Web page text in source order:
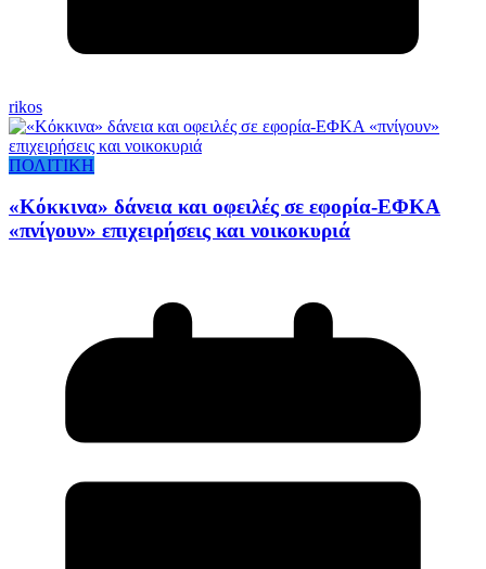
rikos
ΠΟΛΙΤΙΚΗ
«Κόκκινα» δάνεια και οφειλές σε εφορία-ΕΦΚΑ
«πνίγουν» επιχειρήσεις και νοικοκυριά